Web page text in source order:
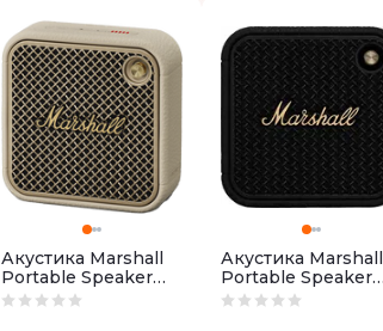
Акустика Marshall
Portable Speaker
Willen II Cream
Акустика Marshall
Portable Speaker
Willen II Black and